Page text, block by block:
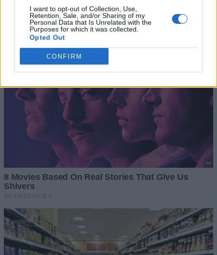
I want to opt-out of Collection, Use,
Retention, Sale, and/or Sharing of my
Personal Data that Is Unrelated with the
Purposes for which it was collected.
Opted Out
CONFIRM